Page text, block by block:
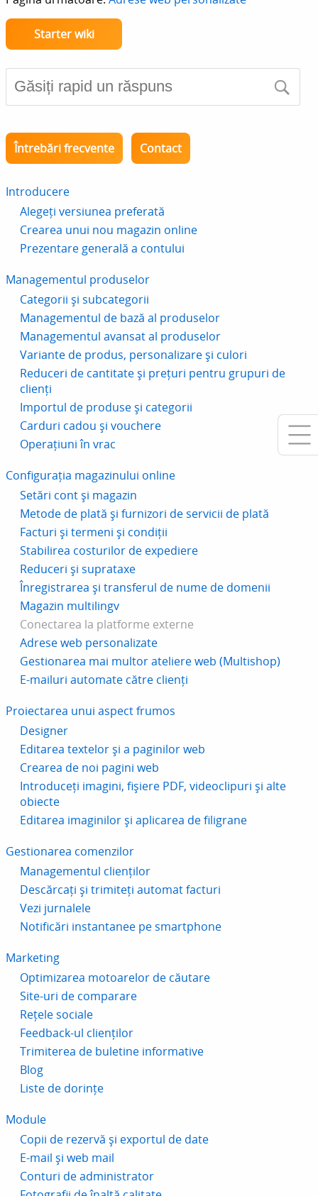
Starter wiki
Întrebări frecvente Contact
Introducere
Alegeți versiunea preferată
Crearea unui nou magazin online
Prezentare generală a contului
Managementul produselor
Categorii și subcategorii
Managementul de bază al produselor
Managementul avansat al produselor
Variante de produs, personalizare și culori
Reduceri de cantitate și prețuri pentru grupuri de
clienți
Importul de produse și categorii
Carduri cadou și vouchere
Operațiuni în vrac
Configurația magazinului online
Setări cont și magazin
Metode de plată și furnizori de servicii de plată
Facturi și termeni și condiții
Stabilirea costurilor de expediere
Reduceri și suprataxe
Înregistrarea și transferul de nume de domenii
Magazin multilingv
Conectarea la platforme externe
Adrese web personalizate
Gestionarea mai multor ateliere web (Multishop)
E-mailuri automate către clienți
Proiectarea unui aspect frumos
Designer
Editarea textelor și a paginilor web
Crearea de noi pagini web
Introduceți imagini, fișiere PDF, videoclipuri și alte
obiecte
Editarea imaginilor și aplicarea de filigrane
Gestionarea comenzilor
Managementul clienților
Descărcați și trimiteți automat facturi
Vezi jurnalele
Notificări instantanee pe smartphone
Marketing
Optimizarea motoarelor de căutare
Site-uri de comparare
Rețele sociale
Feedback-ul clienților
Trimiterea de buletine informative
Blog
Liste de dorințe
Module
Copii de rezervă și exportul de date
E-mail și web mail
Conturi de administrator